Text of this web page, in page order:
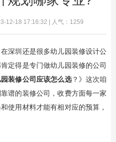
12-18 17:16:32 | 人气：1259
深圳还是很多幼儿园装修设计公
定得是专门做幼儿园装修的公司
装修公司应该怎么选？》这次咱
谱的装修公司，收费方面每一家
使用材料才能有相对应的预算，